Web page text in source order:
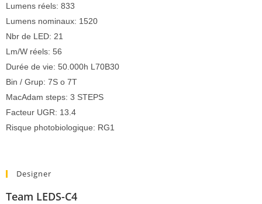
Lumens réels: 833
Lumens nominaux: 1520
Nbr de LED: 21
Lm/W réels: 56
Durée de vie: 50.000h L70B30
Bin / Grup: 7S o 7T
MacAdam steps: 3 STEPS
Facteur UGR: 13.4
Risque photobiologique: RG1
Designer
Team LEDS-C4